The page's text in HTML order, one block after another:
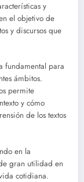
y
el objetivo de
y discursos que
fundamental para
ámbitos.
permite
y cómo
de los textos
en la
gran utilidad en
cotidiana.